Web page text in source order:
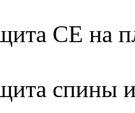
СЕ на
спины